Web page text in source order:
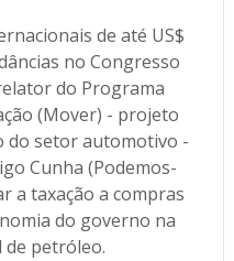
de até US$
no Congresso
do Programa
(Mover) - projeto
do setor automotivo -
Cunha (Podemos-
a taxação a compras
do governo na
de petróleo.